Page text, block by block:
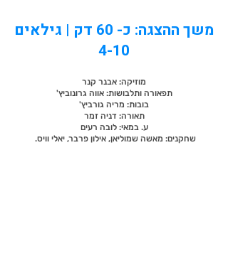
משך ההצגה: כ- 60 דק | גילאים
4-10
מוזיקה: אבנר קנר
תפאורה ותלבושות: אווה גרונוביץ'
בובות: מריה גורביץ'
תאורה: דניה זמר
ע. במאי: לובה רעים
שחקנים: מאשה שמוליאן, אילון פרבר, יאלי וויס.